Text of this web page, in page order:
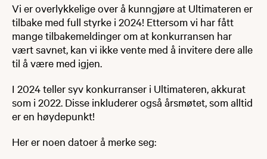
Vi er overlykkelige over å kunngjøre at Ultimateren er
tilbake med full styrke i 2024! Ettersom vi har fått
mange tilbakemeldinger om at konkurransen har
vært savnet, kan vi ikke vente med å invitere dere alle
til å være med igjen.
I 2024 teller syv konkurranser i Ultimateren, akkurat
som i 2022. Disse inkluderer også årsmøtet, som alltid
er en høydepunkt!
Her er noen datoer å merke seg: